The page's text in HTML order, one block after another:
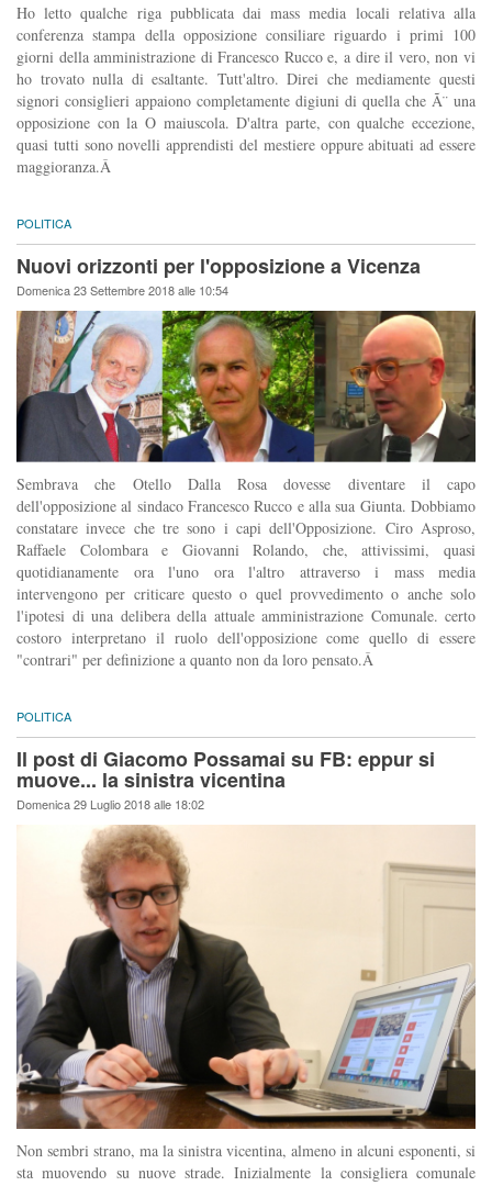
Ho letto qualche riga pubblicata dai mass media locali relativa alla
conferenza stampa della opposizione consiliare riguardo i primi 100
giorni della amministrazione di Francesco Rucco e, a dire il vero, non vi
ho trovato nulla di esaltante. Tutt'altro. Direi che mediamente questi
signori consiglieri appaiono completamente digiuni di quella che Ã¨ una
opposizione con la O maiuscola. D'altra parte, con qualche eccezione,
quasi tutti sono novelli apprendisti del mestiere oppure abituati ad essere
maggioranza.Â
POLITICA
Nuovi orizzonti per l'opposizione a Vicenza
Domenica 23 Settembre 2018 alle 10:54
Sembrava che Otello Dalla Rosa dovesse diventare il capo
dell'opposizione al sindaco Francesco Rucco e alla sua Giunta. Dobbiamo
constatare invece che tre sono i capi dell'Opposizione. Ciro Asproso,
Raffaele Colombara e Giovanni Rolando, che, attivissimi, quasi
quotidianamente ora l'uno ora l'altro attraverso i mass media
intervengono per criticare questo o quel provvedimento o anche solo
l'ipotesi di una delibera della attuale amministrazione Comunale. certo
costoro interpretano il ruolo dell'opposizione come quello di essere
"contrari" per definizione a quanto non da loro pensato.Â
POLITICA
Il post di Giacomo Possamai su FB: eppur si
muove... la sinistra vicentina
Domenica 29 Luglio 2018 alle 18:02
Non sembri strano, ma la sinistra vicentina, almeno in alcuni esponenti, si
sta muovendo su nuove strade. Inizialmente la consigliera comunale